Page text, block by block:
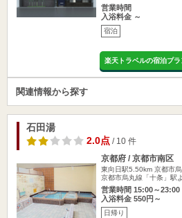
営業時間
入浴料金 ～
宿泊
楽天トラベルの宿泊プラ
関連情報から探す
石田湯
2.0点/ 10 件
京都府 / 京都市南区
東向日駅5.50km 京都市
京都市烏丸線「十条」駅
営業時間 15:00～23:00
入浴料金 550円～
日帰り